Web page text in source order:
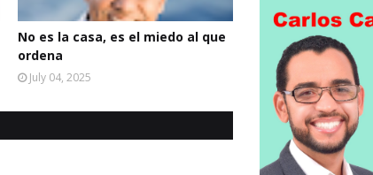
No es la casa, es el miedo al que
ordena
July 04, 2025